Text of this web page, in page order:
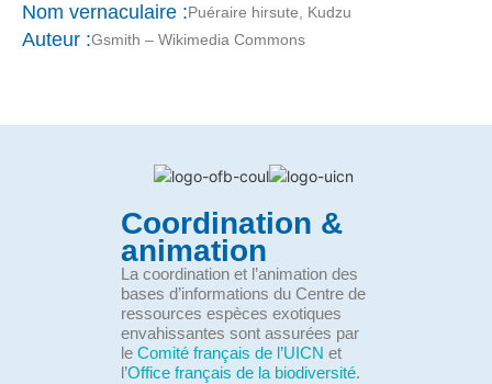
Nom vernaculaire :Puéraire hirsute, Kudzu
Auteur :Gsmith – Wikimedia Commons
Coordination &
animation
La coordination et l’animation des
bases d’informations du Centre de
ressources espèces exotiques
envahissantes sont assurées par
le Comité français de l’UICN et
l’Office français de la biodiversité.